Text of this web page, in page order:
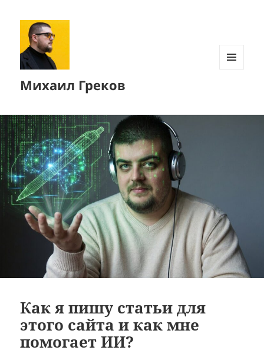
Михаил Греков
Как я пишу статьи для
этого сайта и как мне
помогает ИИ?